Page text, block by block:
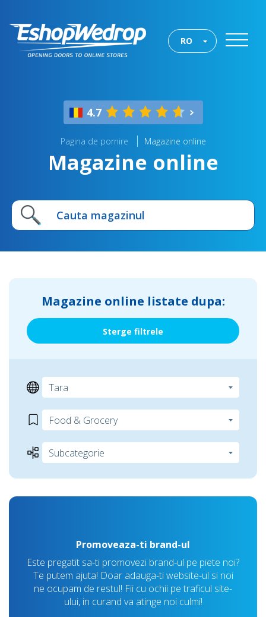
RO
4.7
Pagina de pornire Magazine online
Magazine online
Magazine online listate dupa:
Sterge filtrele
Promoveaza-ti brand-ul
Este pregatit sa-ti promovezi brand-ul pe piete noi?
Te putem ajuta! Doar adauga-ti website-ul si noi
ne ocupam de restul! Fii cu ochii pe traficul site-
ului, in curand va atinge noi culmi!